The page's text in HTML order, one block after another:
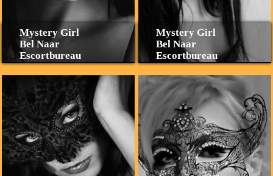
Mystery Girl
Bel Naar
Escortbureau
Mystery Girl
Bel Naar
Escortbureau